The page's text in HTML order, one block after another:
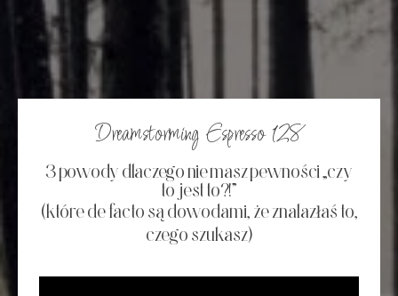
Dreamstorming Espresso 128
3 powody dlaczego nie masz pewności „czy
to jest to?!”
(które de facto są dowodami, że znalazłaś to,
czego szukasz)